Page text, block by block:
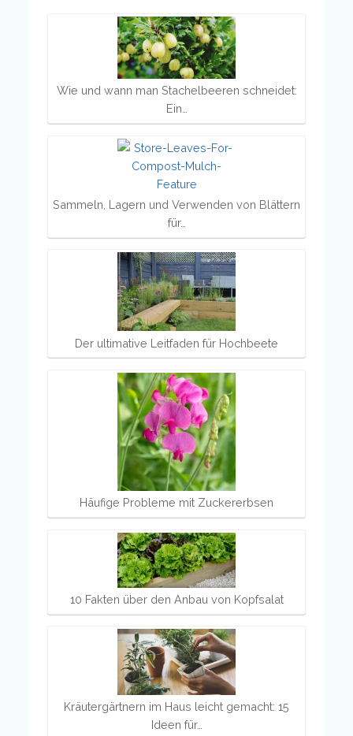
Wie und wann man Stachelbeeren schneidet:
Ein…
Sammeln, Lagern und Verwenden von Blättern
für…
Der ultimative Leitfaden für Hochbeete
Häufige Probleme mit Zuckererbsen
10 Fakten über den Anbau von Kopfsalat
Kräutergärtnern im Haus leicht gemacht: 15
Ideen für…